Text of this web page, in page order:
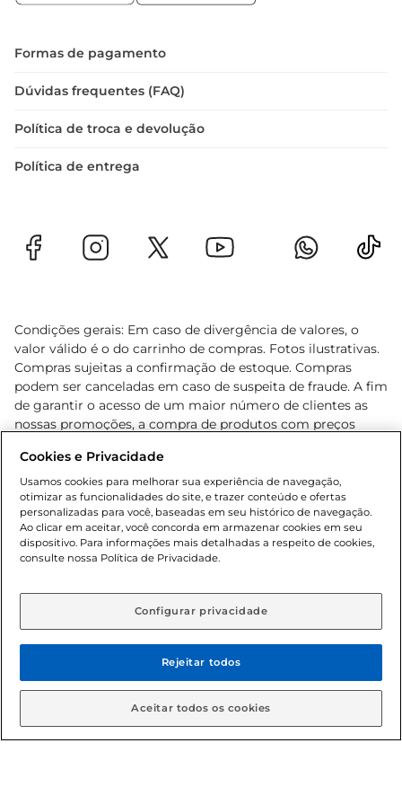
ocasiões
que uma bebida
Formas de pagamento
Dúvidas frequentes (FAQ)
Política de troca e devolução
Política de entrega
Condições gerais: Em caso de divergência de valores, o
valor válido é o do carrinho de compras. Fotos ilustrativas.
Compras sujeitas a confirmação de estoque. Compras
podem ser canceladas em caso de suspeita de fraude. A fim
de garantir o acesso de um maior número de clientes as
nossas promoções, a compra de produtos com preços
cliente. Os preços, ofertas e condições são exclusivos para
o e-commerce e válidos durante o dia de hoje, podendo
sofrer alterações sem prévia notificação. Proibida a venda
de bebidas alcoólicas para menores de 18 anos, conforme
Lei n.º 8069/90, art. 81, inciso II (Estatuto da Criança e do
Adolescente). Preços e condições exclusivos para o
aviso prévio. O valor mínimo para as compras on-line é de
© 2026 Copyright. Todos os direitos
reservados Gbarbosa.
Cookies e Privacidade
Usamos cookies para melhorar sua experiência de navegação,
otimizar as funcionalidades do site, e trazer conteúdo e ofertas
personalizadas para você, baseadas em seu histórico de navegação.
Ao clicar em aceitar, você concorda em armazenar cookies em seu
dispositivo. Para informações mais detalhadas a respeito de cookies,
consulte nossa Política de Privacidade.
Configurar privacidade
Rejeitar todos
Aceitar todos os cookies